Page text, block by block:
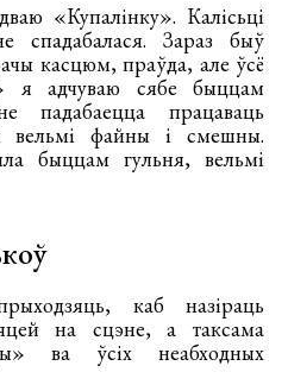
«Купалінку». Калісьці
Зараз быў
касцюм, праўда, але ўсё
я адчуваю сябе быццам
падабаецца працаваць
файны і смешны.
быццам гульня, вельмі
каб назіраць
на сцэне, а таксама
ва ўсіх неабходных